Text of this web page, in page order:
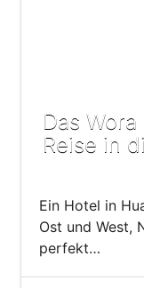
Das
Reise in
Ein Hotel in
Ost und West,
perfekt…